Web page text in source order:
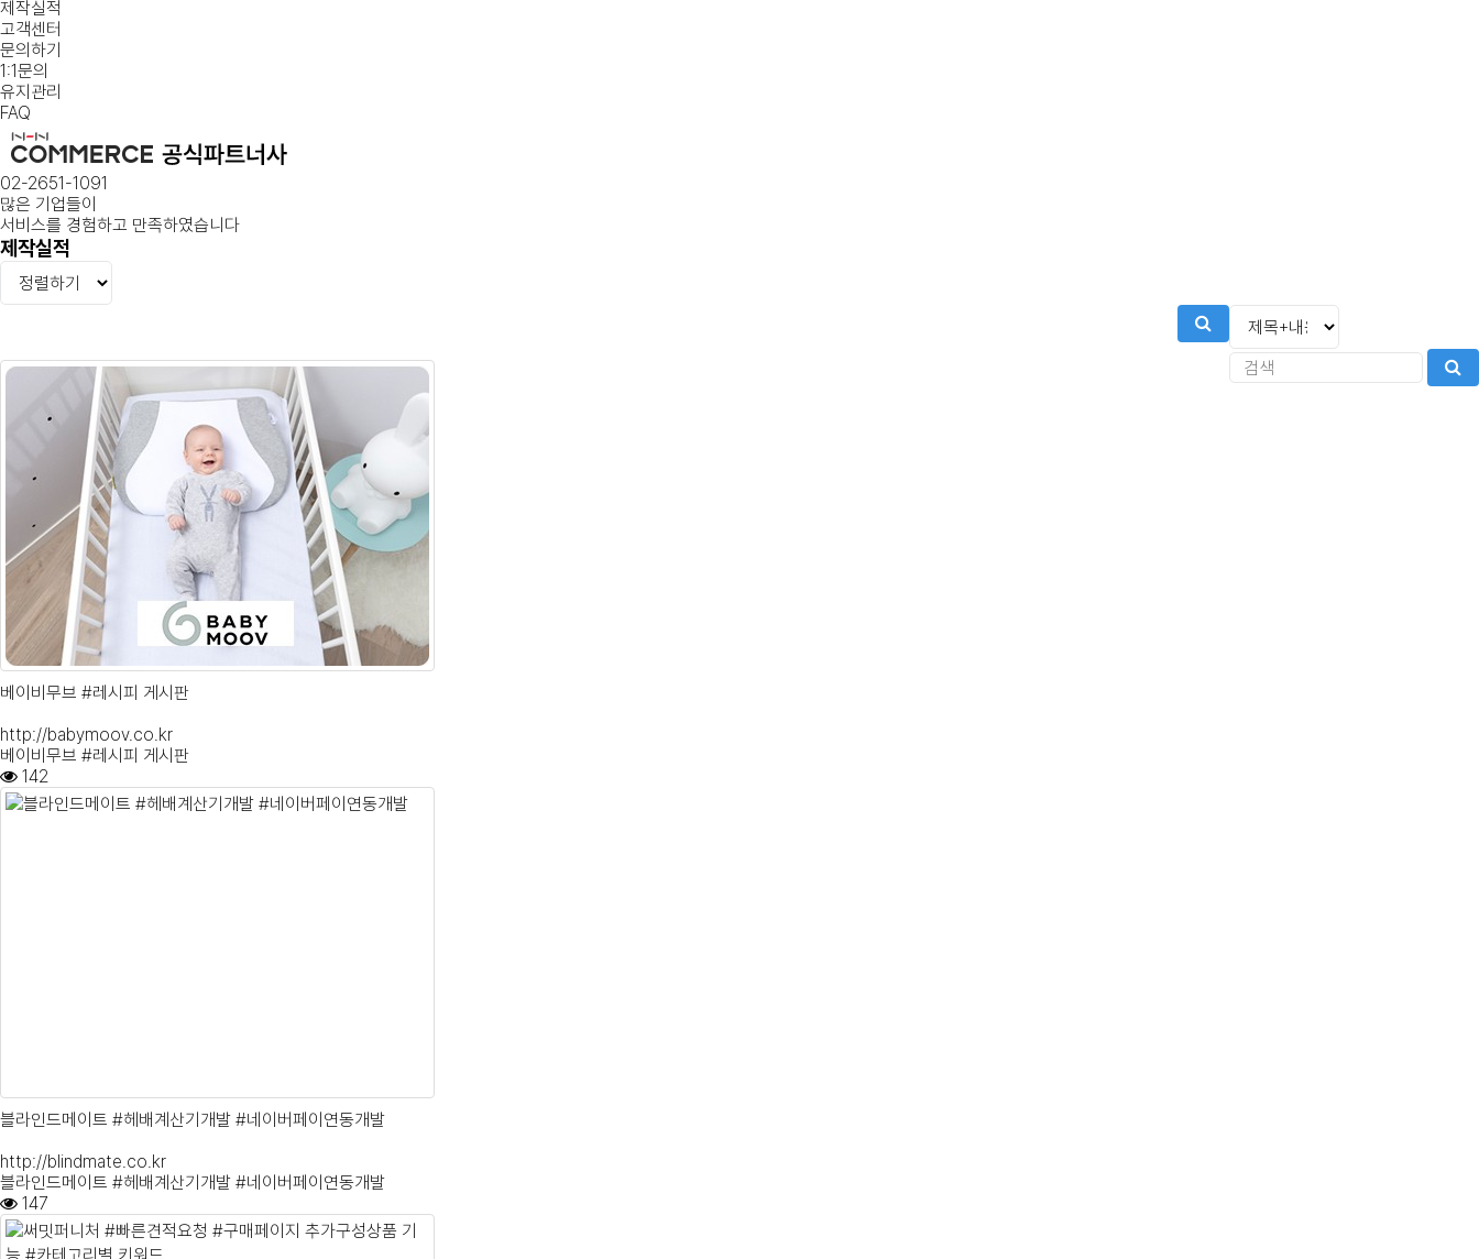
제작실적
고객센터
문의하기
1:1문의
유지관리
FAQ
02-2651-1091
많은 기업들이
서비스를 경험하고 만족하였습니다
제작실적
베이비무브 #레시피 게시판
http://babymoov.co.kr
베이비무브 #레시피 게시판
142
블라인드메이트 #헤배계산기개발 #네이버페이연동개발
http://blindmate.co.kr
블라인드메이트 #헤배계산기개발 #네이버페이연동개발
147